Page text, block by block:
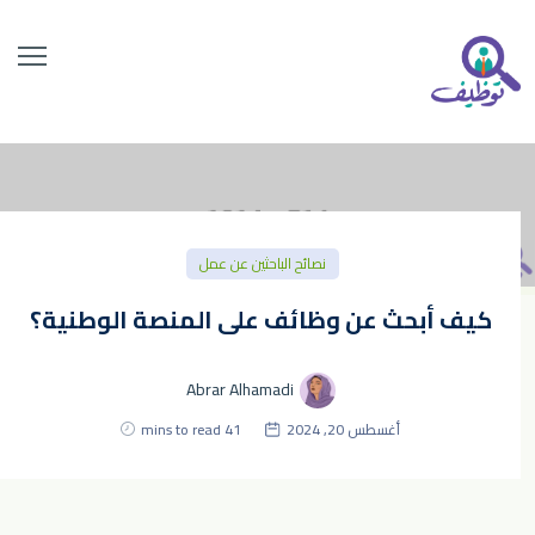
نصائح الباحثين عن عمل
كيف أبحث عن وظائف على المنصة الوطنية؟
Abrar Alhamadi
أغسطس 20, 2024 41 mins to read